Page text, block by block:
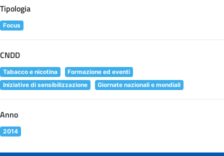
Tipologia
Focus
CNDD
Tabacco e nicotina
Formazione ed eventi
Iniziative di sensibilizzazione
Giornate nazionali e mondiali
Anno
2014